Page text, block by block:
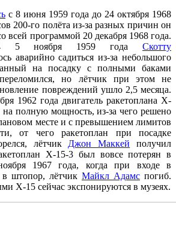
с 8 июня 1959 года до 24 октября 1968
200-го полёта из-за разных причин он
всей программой 20 декабря 1968 года.
ноября 1959 года Скотту
аварийно садиться из-за небольшого
на посадку с полными баками
но лётчик при этом не
повреждений ушло 2,5 месяца.
1962 года двигатель ракетоплана X-
полную мощность, из-за чего решено
месте и с превышением лимитов
от чего ракетоплан при посадке
лётчик Джон Маккей получил
X-15-3 был вовсе потерян в
1967 года, когда при входе в
штопор, лётчик Майкл Адамс погиб.
X-15 сейчас экспонируются в музеях.